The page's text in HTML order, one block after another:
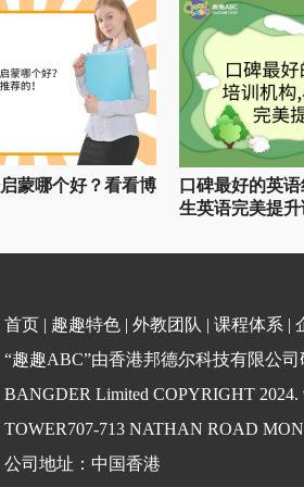
蒙哪个好？看看博
口碑最好的英
生英语完美提
首页 | 趣趣特色 | 外教团队 | 课程体系 |
“趣趣ABC”由香港邦德尔科技有限公
BANGDER Limited COPYRIGHT
TOWER707-713 NATHAN ROAD
公司地址：中国香港